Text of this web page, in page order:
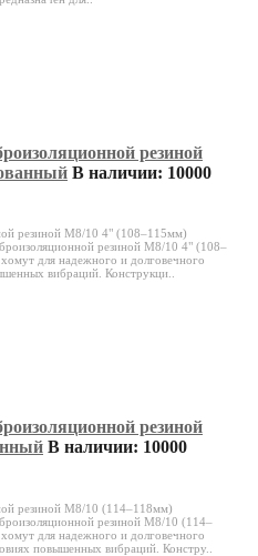
резиной
В наличии: 10000
резиной M8/10 4" (108–115мм)
резиной M8/10 4" (108–
для надежного и долговечного
вибраций. Конструкци..
резиной
В наличии: 10000
резиной M8/10 (114–118мм)
резиной M8/10 (114–
для надежного и долговечного
повышенных вибраций. Констру..